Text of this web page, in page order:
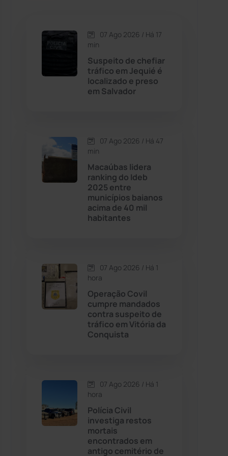
Caetité (1504)
(157)
Cândido Sales
Carinhanha (299)
Caturama
Chapada Diamantina (430)
Cordeiros
Dom Basílio (391)
Érico Cardoso
Esportes
(24)
07 Ago 2026 / Há 17
min
Suspeito de chefiar
tráfico em Jequié é
localizado e preso
em Salvador
07 Ago 2026 / Há 47
min
Macaúbas lidera
ranking do Ideb
2025 entre
municípios baianos
acima de 40 mil
habitantes
07 Ago 2026 / Há 1
hora
Operação Covil
cumpre mandados
contra suspeito de
tráfico em Vitória da
Conquista
07 Ago 2026 / Há 1
hora
Polícia Civil
investiga restos
mortais
encontrados em
antigo cemitério de